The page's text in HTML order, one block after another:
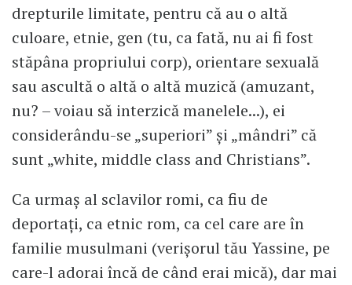
drepturile limitate, pentru că au o altă
culoare, etnie, gen (tu, ca fată, nu ai fi fost
stăpâna propriului corp), orientare sexuală
sau ascultă o altă o altă muzică (amuzant,
nu? – voiau să interzică manelele...), ei
considerându-se „superiori” și „mândri” că
sunt „white, middle class and Christians”.
Ca urmaș al sclavilor romi, ca fiu de
deportați, ca etnic rom, ca cel care are în
familie musulmani (verișorul tău Yassine, pe
care-l adorai încă de când erai mică), dar mai